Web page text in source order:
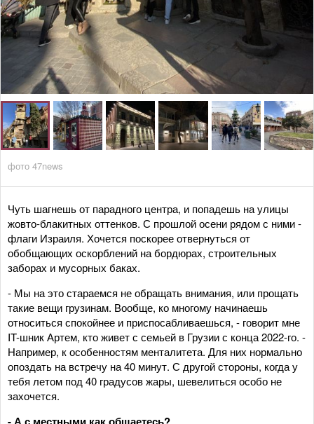
фото 47news
Чуть шагнешь от парадного центра, и попадешь на улицы
жовто-блакитных оттенков. С прошлой осени рядом с ними -
флаги Израиля. Хочется поскорее отвернуться от
обобщающих оскорблений на бордюрах, строительных
заборах и мусорных баках.
- Мы на это стараемся не обращать внимания, или прощать
такие вещи грузинам. Вообще, ко многому начинаешь
относиться спокойнее и приспосабливаешься, - говорит мне
IT-шник Артем, кто живет с семьей в Грузии с конца 2022-го. -
Например, к особенностям менталитета. Для них нормально
опоздать на встречу на 40 минут. С другой стороны, когда у
тебя летом под 40 градусов жары, шевелиться особо не
захочется.